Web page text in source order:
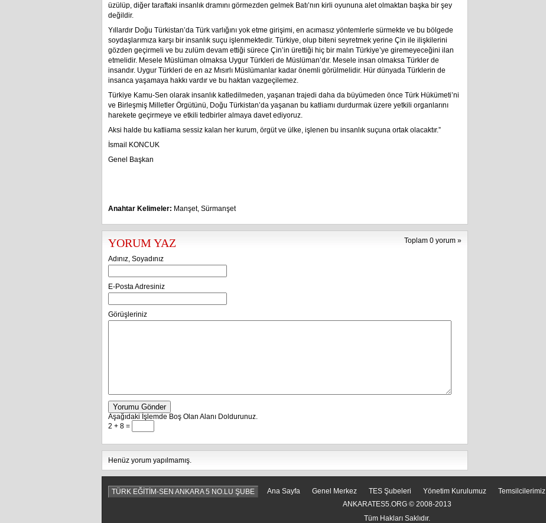
üzülüp, diğer taraftaki insanlık dramını görmezden gelmek Batı’nın kirli oyununa alet olmaktan başka bir şey
değildir.
Yıllardır Doğu Türkistan’da Türk varlığını yok etme girişimi, en acımasız yöntemlerle sürmekte ve bu bölgede
soydaşlarımıza karşı bir insanlık suçu işlenmektedir. Türkiye, olup biteni seyretmek yerine Çin ile ilişkilerini
gözden geçirmeli ve bu zulüm devam ettiği sürece Çin’in ürettiği hiç bir malın Türkiye’ye giremeyeceğini ilan
etmelidir. Mesele Müslüman olmaksa Uygur Türkleri de Müslüman’dır. Mesele insan olmaksa Türkler de
insandır. Uygur Türkleri de en az Mısırlı Müslümanlar kadar önemli görülmelidir. Hür dünyada Türklerin de
insanca yaşamaya hakkı vardır ve bu haktan vazgeçilemez.
Türkiye Kamu-Sen olarak insanlık katledilmeden, yaşanan trajedi daha da büyümeden önce Türk Hükümeti’ni
ve Birleşmiş Milletler Örgütünü, Doğu Türkistan’da yaşanan bu katliamı durdurmak üzere yetkili organlarını
harekete geçirmeye ve etkili tedbirler almaya davet ediyoruz.
Aksi halde bu katliama sessiz kalan her kurum, örgüt ve ülke, işlenen bu insanlık suçuna ortak olacaktır.”
İsmail KONCUK
Genel Başkan
Anahtar Kelimeler: Manşet, Sürmanşet
Toplam 0 yorum »
YORUM YAZ
Adınız, Soyadınız
E-Posta Adresiniz
Görüşleriniz
Yorumu Gönder
Aşağıdaki İşlemde Boş Olan Alanı Doldurunuz.
2 + 8 =
Henüz yorum yapılmamış.
TÜRK EĞİTİM-SEN ANKARA 5 NO.LU ŞUBE Ana Sayfa Genel Merkez TES Şubeleri Yönetim Kurulumuz Temsilcilerimiz
ANKARATES5.ORG © 2008-2013
Tüm Hakları Saklıdır.